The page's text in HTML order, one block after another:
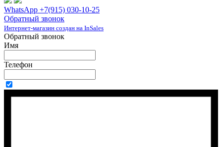
WhatsApp +7(915) 030-10-25
Обратный звонок
Интернет-магазин создан на InSales
Обратный звонок
Имя
Телефон